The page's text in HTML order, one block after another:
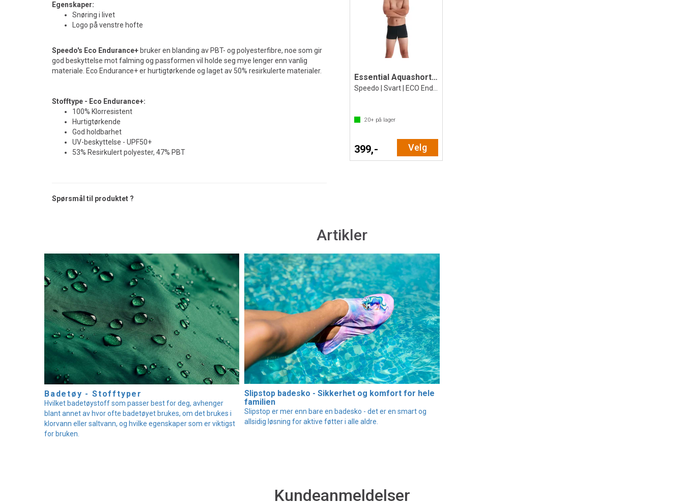
Egenskaper:
Snøring i livet
Logo på venstre hofte
Speedo's Eco Endurance+ bruker en blanding av PBT- og polyesterfibre, noe som gir
god beskyttelse mot falming og passformen vil holde seg mye lenger enn vanlig
materiale. Eco Endurance+ er hurtigtørkende og laget av 50% resirkulerte materialer.
Stofftype - Eco Endurance+:
100% Klorresistent
Hurtigtørkende
God holdbarhet
UV-beskyttelse - UPF50+
53% Resirkulert polyester, 47% PBT
Spørsmål til produktet ?
Essential Aquashort Badebukse jr
20+ på lager
399,- Velg
Artikler
Badetøy - Stofftyper
Hvilket badetøystoff som passer best for deg, avhenger
blant annet av hvor ofte badetøyet brukes, om det brukes i
klorvann eller saltvann, og hvilke egenskaper som er viktigst
for bruken.
Slipstop badesko - Sikkerhet og komfort for hele
familien
Slipstop er mer enn bare en badesko - det er en smart og
allsidig løsning for aktive føtter i alle aldre.
Kundeanmeldelser